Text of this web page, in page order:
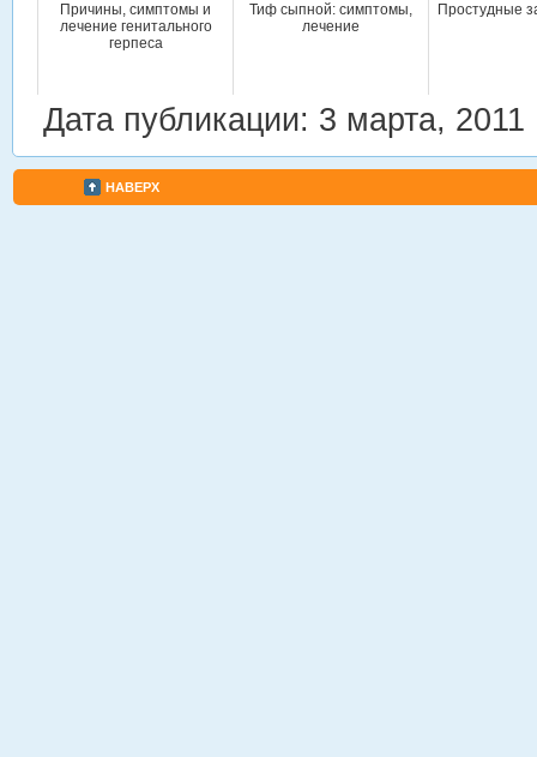
Причины, симптомы и
лечение генитального
герпеса
Тиф сыпной: симптомы,
лечение
Простудные
Дата публикации: 3 марта, 2011
НАВЕРХ